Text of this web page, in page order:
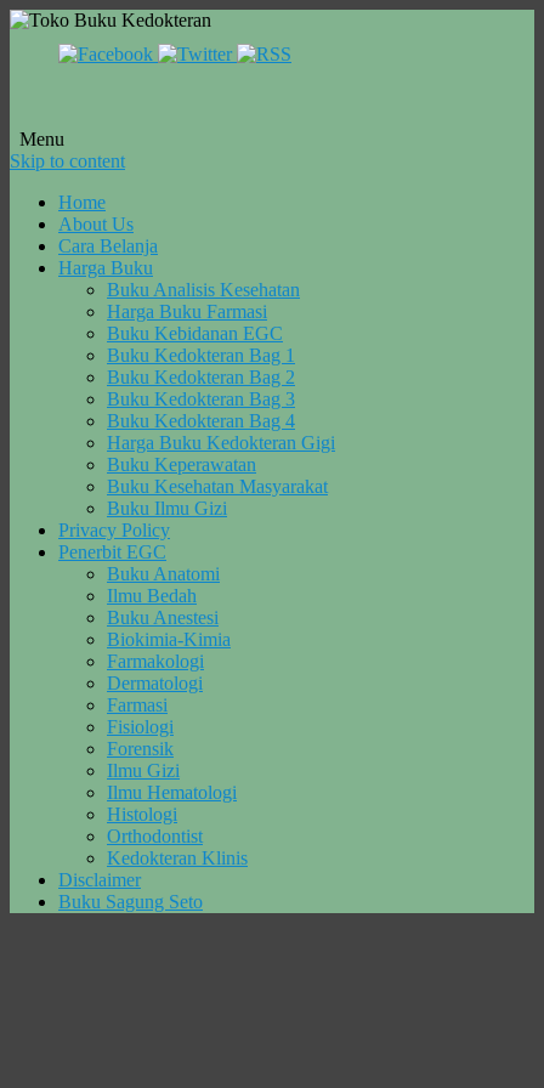
Menu
Skip to content
Home
About Us
Cara Belanja
Harga Buku
Buku Analisis Kesehatan
Harga Buku Farmasi
Buku Kebidanan EGC
Buku Kedokteran Bag 1
Buku Kedokteran Bag 2
Buku Kedokteran Bag 3
Buku Kedokteran Bag 4
Harga Buku Kedokteran Gigi
Buku Keperawatan
Buku Kesehatan Masyarakat
Buku Ilmu Gizi
Privacy Policy
Penerbit EGC
Buku Anatomi
Ilmu Bedah
Buku Anestesi
Biokimia-Kimia
Farmakologi
Dermatologi
Farmasi
Fisiologi
Forensik
Ilmu Gizi
Ilmu Hematologi
Histologi
Orthodontist
Kedokteran Klinis
Disclaimer
Buku Sagung Seto